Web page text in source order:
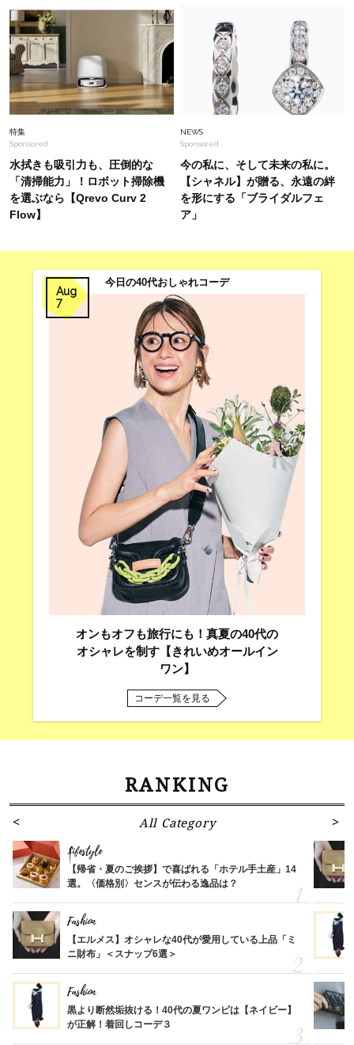
ネルソンさん家の定番【常備菜レシピ】3選！バ
タバタ夏休みに「和えるだけ、漬けるだけ」のあ
Fashion 2026.7.17
【シャネル、エルメスetc.】オシャレ40代がリア
ルに愛用している「ミニ財布」＜スナップ18選
特集
Sponsored
水拭きも吸引力も、圧倒的な
「清掃能力」！ロボット掃除機
を選ぶなら【Qrevo Curv 2
Flow】
NEWS
Sponsored
今の私に、そして未来の私に。
【シャネル】が贈る、永遠の絆
を形にする「ブライダルフェ
ア」
Aug
7
今日の40代おしゃれコーデ
オンもオフも旅行にも！真夏の40代の
オシャレを制す【きれいめオールイン
ワン】
コーデ一覧を見る
RANKING
All Category
Lifestyle
【帰省・夏のご挨拶】で喜ばれる「ホテル手土産」14
選。〈価格別〉センスが伝わる逸品は？
Fashion
【エルメス】オシャレな40代が愛用している上品「ミ
ニ財布」＜スナップ6選＞
Fashion
黒より断然垢抜ける！40代の夏ワンピは【ネイビー】
が正解！着回しコーデ３